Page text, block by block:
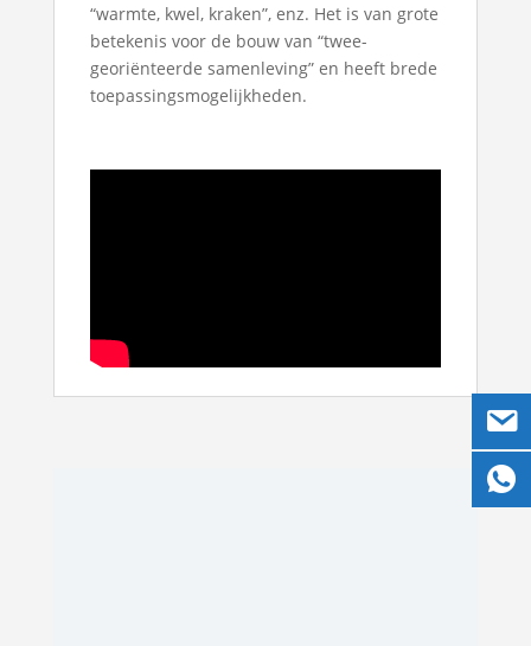
“warmte, kwel, kraken”, enz. Het is van grote
betekenis voor de bouw van “twee-
georiënteerde samenleving” en heeft brede
toepassingsmogelijkheden.